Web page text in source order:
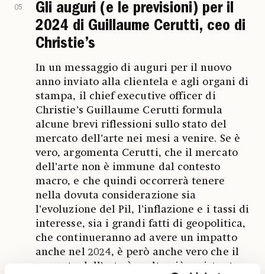
05
Gli auguri (e le previsioni) per il
2024 di Guillaume Cerutti, ceo di
Christie’s
In un messaggio di auguri per il nuovo
anno inviato alla clientela e agli organi di
stampa, il chief executive officer di
Christie’s Guillaume Cerutti formula
alcune brevi riflessioni sullo stato del
mercato dell’arte nei mesi a venire. Se è
vero, argomenta Cerutti, che il mercato
dell’arte non è immune dal contesto
macro, e che quindi occorrerà tenere
nella dovuta considerazione sia
l’evoluzione del Pil, l’inflazione e i tassi di
interesse, sia i grandi fatti di geopolitica,
che continueranno ad avere un impatto
anche nel 2024, è però anche vero che il
mercato dell’arte è molto più resistente